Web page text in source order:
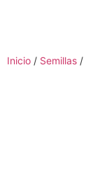
Inicio / Semillas /